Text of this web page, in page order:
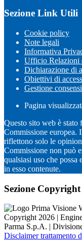
Sezione Link Utili
Cookie policy
Note legali
Informativa
Ufficio Relazioni
Dichiarazione di
Obiettivi di
Gestione
Pagina
Questo sito web è stato
Commissione europea.
riflettono solo le
Commissione non può
qualsiasi uso che possa
in esso contenute.
Sezione Copyright
Copyright 2026 |
Parma S.p.A. |
Disclaimer trattamento